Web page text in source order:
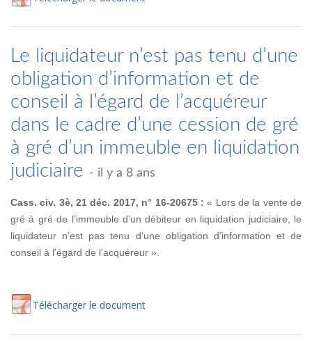
Le liquidateur n’est pas tenu d’une
obligation d’information et de
conseil à l’égard de l’acquéreur
dans le cadre d’une cession de gré
à gré d’un immeuble en liquidation
judiciaire - il y a 8 ans
Cass. civ. 3è, 21 déc. 2017, n° 16-20675 :« Lors de la vente de
gré à gré de l’immeuble d’un débiteur en liquidation judiciaire, le
liquidateur n’est pas tenu d’une obligation d’information et de
conseil à l’égard de l’acquéreur ».
Télécharger le document